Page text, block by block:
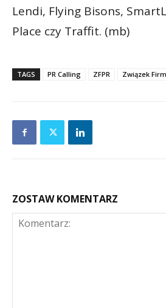
Lendi, Flying Bisons,
Place czy Traffit. (mb)
TAGS PR Calling ZFPR Związek
ZOSTAW KOMENTARZ